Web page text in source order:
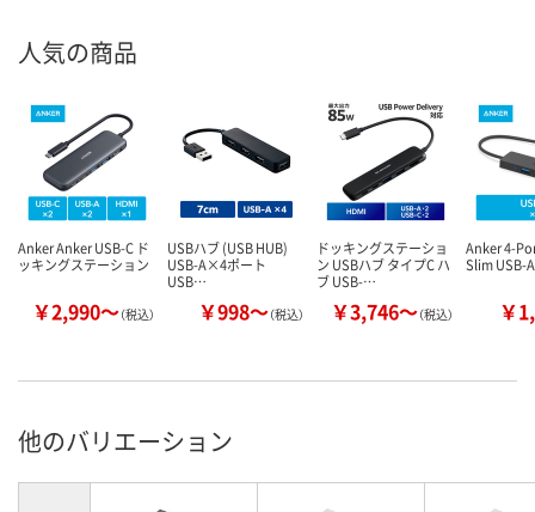
人気の商品
Anker Anker USB-C ド
ッキングステーション
￥2,990～（税込）
USBハブ (USB HUB)
USB-A×4ポート
USB…
￥998～（税込）
ドッキングステーショ
ン USBハブ タイプC ハ
ブ USB-…
￥3,746～（税込）
Anker 4-
Slim USB-
￥
他のバリエーション